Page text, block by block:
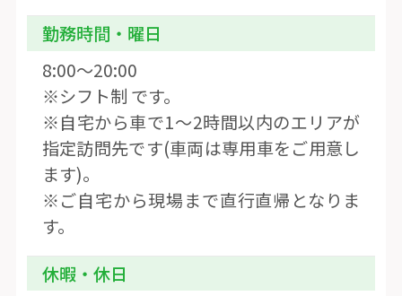
勤務時間・曜日
8:00〜20:00
※シフト制 です。
※自宅から車で1〜2時間以内のエリアが
指定訪問先です(車両は専用車をご用意し
ます)。
※ご自宅から現場まで直行直帰となりま
す。
休暇・休日